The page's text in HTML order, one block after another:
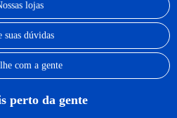
lojas
suas dúvidas
com a gente
perto da gente